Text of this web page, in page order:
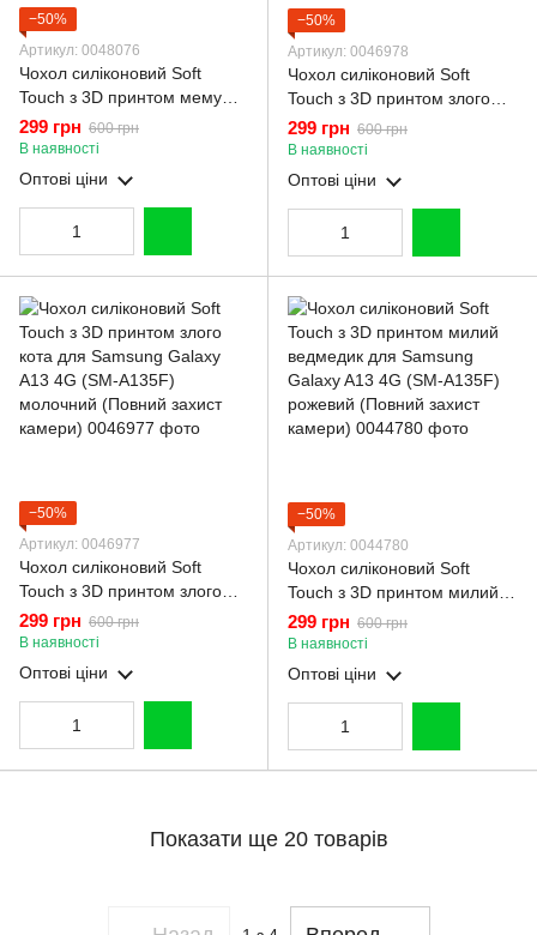
−50%
Артикул: 0048076
Чохол силіконовий Soft
Touch з 3D принтом мему
сібу для Samsung Galaxy
A13 4G (SM-A135F)
молочний (Повний захист
299 грн 600 грн
В наявності
Оптові ціни
−50%
Артикул: 0046978
Чохол силіконовий Soft
Touch з 3D принтом злого
кота для Samsung Galaxy
A13 4G (SM-A135F) рожевий
(Повний захист камери)
299 грн 600 грн
В наявності
Оптові ціни
−50%
Артикул: 0046977
Чохол силіконовий Soft
Touch з 3D принтом злого
кота для Samsung Galaxy
A13 4G (SM-A135F)
молочний (Повний захист
299 грн 600 грн
В наявності
Оптові ціни
−50%
Артикул: 0044780
Чохол силіконовий Soft
Touch з 3D принтом милий
ведмедик для Samsung
Galaxy A13 4G (SM-A135F)
рожевий (Повний захист
299 грн 600 грн
В наявності
Оптові ціни
Показати ще 20 товарів